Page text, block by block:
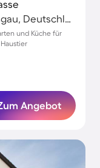
Munzingen, Freiburg im Breisgau, Deutschland
und Küche für
Angebot